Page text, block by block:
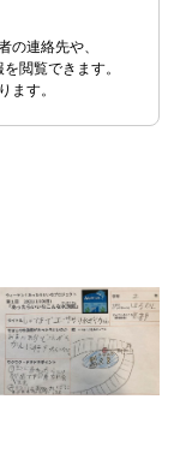
の連絡先や、
閲覧できます。
ます。